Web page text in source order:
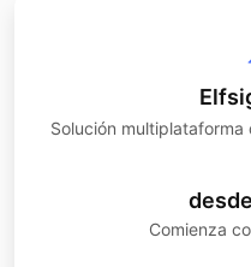
Solución
Comienza